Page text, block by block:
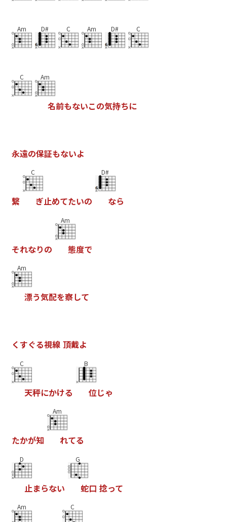
Am D# C Am D# C
C Am
名前もないこの気持ちに
永遠の保証もないよ
繋
C
ぎ止めてたいの
D#
なら
それなりの
Am
態度で
Am
漂う気配を察して
く すぐる視線 頂戴よ
C
天秤にかける
B
位じゃ
たかが知
Am
れてる
D
止まらない
G
蛇口 捻って
Am C